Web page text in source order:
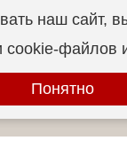
наш сайт,
cookie-файлов
Понятно